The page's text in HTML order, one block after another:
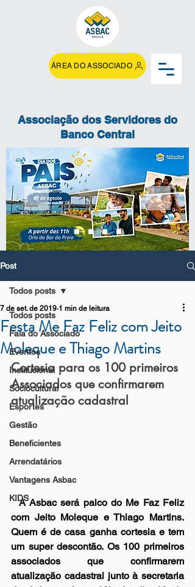
ÁREA DO ASSOCIADO
Associação dos Servidores do
Banco Central
Post
Todos posts
Fala do Associado
Eventos
Institucional
Sociocultural
Esportes
Gestão
Beneficientes
Arrendatários
Vantagens Asbac
KIDS
Todos posts
Festa Me Faz Feliz com Jeito
Moleque e Thiago Martins
7 de set. de 2019 1 min de leitura
Cortesia para os 100 primeiros
Associados que confirmarem
atualização cadastral
  A Asbac será palco do Me Faz Feliz
com Jeito Moleque e Thiago Martins.
Quem é de casa ganha cortesia e tem
um super descontão. Os 100 primeiros
associados que confirmarem
atualização cadastral junto à secretaria